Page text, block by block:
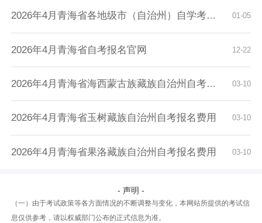
01-05
2026年4月青海省各地级市（自治州）自学考试报...
12-22
2026年4月青海省自考报名官网
03-10
2026年4月青海省海西蒙古族藏族自治州自考报名...
03-10
2026年4月青海省玉树藏族自治州自考报名费用
03-10
2026年4月青海省果洛藏族自治州自考报名费用
- 声明 -
（一）由于考试政策等各方面情况的不断调整与变化，本网站所提供的考试信
息仅供参考，请以权威部门公布的正式信息为准。